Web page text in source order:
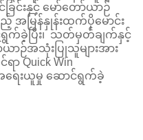
းနှင့် မော်တော်ယာဉ်
အမြန်နှုန်းထက်ပိုမောင်း
ရွက်ခဲ့ပြီး၊ သတ်မှတ်ချက်နှင့်
ဉ်အသုံးပြုသူများအား
Quick Win
းယူမှု ဆောင်ရွက်ခဲ့